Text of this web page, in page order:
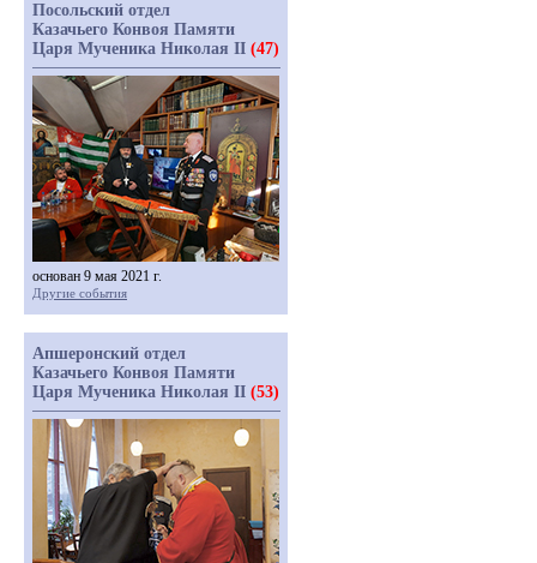
Посольский отдел
Казачьего Конвоя Памяти
Царя Мученика Николая II (47)
основан 9 мая 2021 г.
Другие события
Апшеронский отдел
Казачьего Конвоя Памяти
Царя Мученика Николая II (53)